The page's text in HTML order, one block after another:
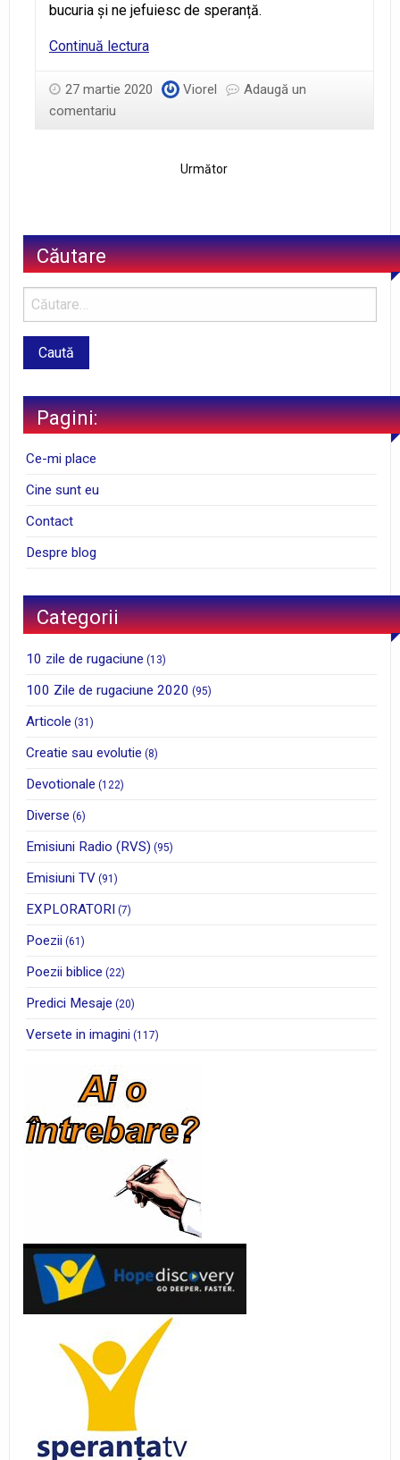
bucuria și ne jefuiesc de speranță.
Continuă lecturaZiua
–
pandemiei
27 martie 2020 Viorel
Adaugă un
comentariu
Următor
Căutare
Pagini:
Ce-mi place
Cine sunt eu
Contact
Despre blog
Categorii
10 zile de rugaciune (13)
100 Zile de rugaciune 2020 (95)
Articole (31)
Creatie sau evolutie (8)
Devotionale (122)
Diverse (6)
Emisiuni Radio (RVS) (95)
Emisiuni TV (91)
EXPLORATORI (7)
Poezii (61)
Poezii biblice (22)
Predici Mesaje (20)
Versete in imagini (117)